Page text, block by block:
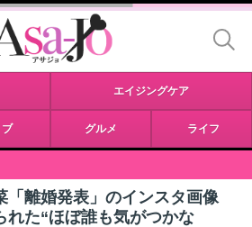
エイジングケア
ブ グルメ ライフ
「離婚発表」のインスタ画像
れた“ほぼ誰も気がつかな